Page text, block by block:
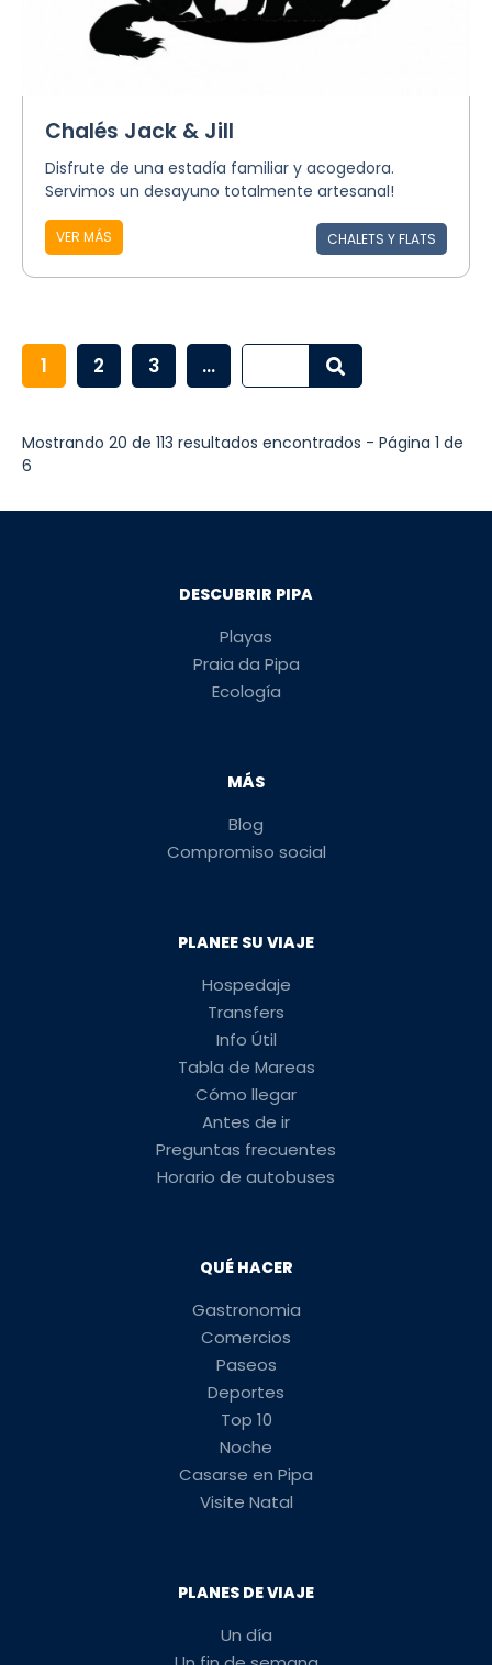
Chalés Jack & Jill
Disfrute de una estadía familiar y acogedora.
Servimos un desayuno totalmente artesanal!
VER MÁS CHALETS Y FLATS
1 2 3 ...
Mostrando 20 de 113 resultados encontrados - Página 1 de
6
DESCUBRIR PIPA
Playas
Praia da Pipa
Ecología
MÁS
Blog
Compromiso social
PLANEE SU VIAJE
Hospedaje
Transfers
Info Útil
Tabla de Mareas
Cómo llegar
Antes de ir
Preguntas frecuentes
Horario de autobuses
QUÉ HACER
Gastronomia
Comercios
Paseos
Deportes
Top 10
Noche
Casarse en Pipa
Visite Natal
PLANES DE VIAJE
Un día